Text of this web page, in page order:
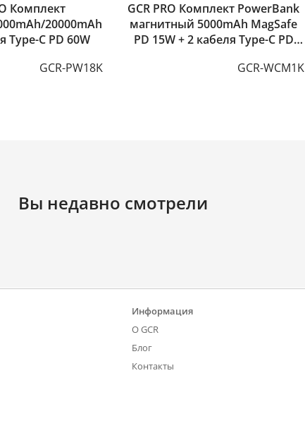
Комплект
20000mAh
Type-C PD 60W
GCR-PW18K
GCR PRO Комплект PowerBank
магнитный 5000mAh MagSafe
PD 15W + 2 кабеля Type-C PD
GCR-WCM1K
Вы недавно смотрели
Информация
О GCR
Блог
Контакты